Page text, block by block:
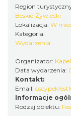
Spotkanie z
Brenna
19.53 km
Region
Beskid Żywiecki
Lokalizacja: W
Kategoria:
Wydarzenia
Organizator:
Data wydarzenia:
Kontakt:
Email:
Informacje
Rodzaj obiektu: